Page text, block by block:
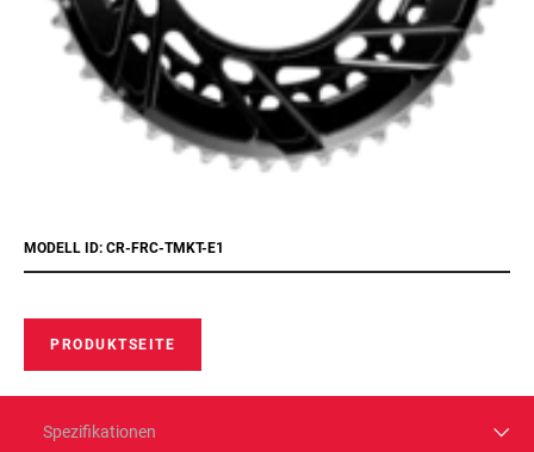
MODELL ID: CR-FRC-TMKT-E1
PRODUKTSEITE
Spezifikationen